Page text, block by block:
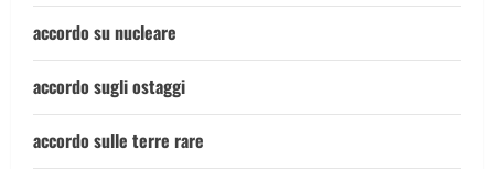
accordo su nucleare
accordo sugli ostaggi
accordo sulle terre rare